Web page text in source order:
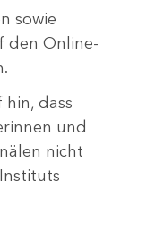
sowie
den Online-
hin, dass
und
nicht